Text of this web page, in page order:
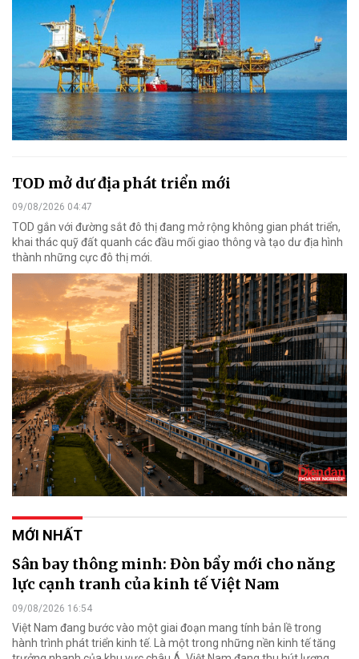
TOD mở dư địa phát triển mới
09/08/2026 04:47
TOD gắn với đường sắt đô thị đang mở rộng không gian phát triển,
khai thác quỹ đất quanh các đầu mối giao thông và tạo dư địa hình
thành những cực đô thị mới.
MỚI NHẤT
Sân bay thông minh: Đòn bẩy mới cho năng
lực cạnh tranh của kinh tế Việt Nam
09/08/2026 16:54
Việt Nam đang bước vào một giai đoạn mang tính bản lề trong
hành trình phát triển kinh tế. Là một trong những nền kinh tế tăng